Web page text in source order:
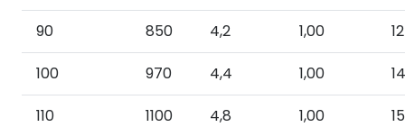
90 850 4,2 1,00
100 970 4,4 1,00
110 1100 4,8 1,00